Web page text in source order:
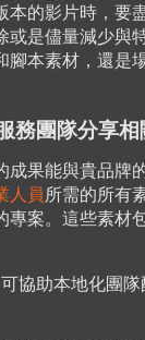
本的影片時，要
是儘量減少與
腳本素材，還是
務團隊分享相
成果能與貴品牌
人員 所需的所有
專案。這些素材
協助本地化團